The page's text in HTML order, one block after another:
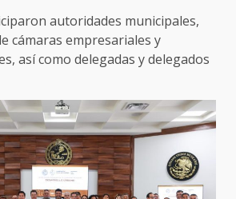
autoridades municipales,
cámaras empresariales y
así como delegadas y delegados